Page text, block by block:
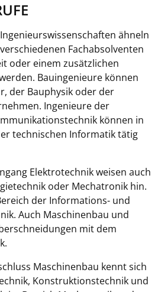
ähneln
Fachabsolventen
oder einem zusätzlichen
Bauingenieure können
der Bauphysik oder der
Ingenieure der
können in
technischen Informatik tätig
Elektrotechnik weisen auch
oder Mechatronik hin.
der Informations- und
Auch Maschinenbau und
mit dem
Maschinenbau kennt sich
Konstruktionstechnik und